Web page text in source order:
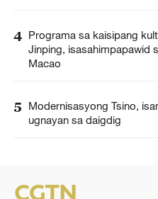
4 Programa sa kaisipang
Jinping, isasahimpapawid
Macao
5
Modernisasyong Tsino,
ugnayan sa daigdig